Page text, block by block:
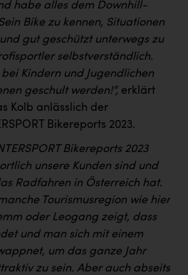
habe alles dem Downhill-
Bike zu kennen, Situationen
gut geschützt unterwegs zu
selbstverständlich.
Kindern und Jugendlichen
geschult werden!“, erklärt
Kolb anlässlich der
Bikereports 2023.
Bikereports 2023
unsere Kunden sind und
Radfahren in Österreich hat.
Tourismusregion wie hier
oder Leogang zeigt, dass
und man sich mit einem
um das ganze Jahr
zu sein. Aber auch abseits